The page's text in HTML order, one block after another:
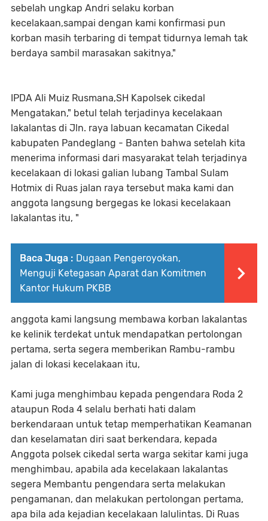
sebelah ungkap Andri selaku korban
kecelakaan,sampai dengan kami konfirmasi pun
korban masih terbaring di tempat tidurnya lemah tak
berdaya sambil marasakan sakitnya,"
IPDA Ali Muiz Rusmana,SH Kapolsek cikedal
Mengatakan," betul telah terjadinya kecelakaan
lakalantas di Jln. raya labuan kecamatan Cikedal
kabupaten Pandeglang - Banten bahwa setelah kita
menerima informasi dari masyarakat telah terjadinya
kecelakaan di lokasi galian lubang Tambal Sulam
Hotmix di Ruas jalan raya tersebut maka kami dan
anggota langsung bergegas ke lokasi kecelakaan
lakalantas itu, "
Baca Juga : Dugaan Pengeroyokan,
Menguji Ketegasan Aparat dan Komitmen
Kantor Hukum PKBB
anggota kami langsung membawa korban lakalantas
ke kelinik terdekat untuk mendapatkan pertolongan
pertama, serta segera memberikan Rambu-rambu
jalan di lokasi kecelakaan itu,
Kami juga menghimbau kepada pengendara Roda 2
ataupun Roda 4 selalu berhati hati dalam
berkendaraan untuk tetap memperhatikan Keamanan
dan keselamatan diri saat berkendara, kepada
Anggota polsek cikedal serta warga sekitar kami juga
menghimbau, apabila ada kecelakaan lakalantas
segera Membantu pengendara serta melakukan
pengamanan, dan melakukan pertolongan pertama,
apa bila ada kejadian kecelakaan lalulintas. Di Ruas